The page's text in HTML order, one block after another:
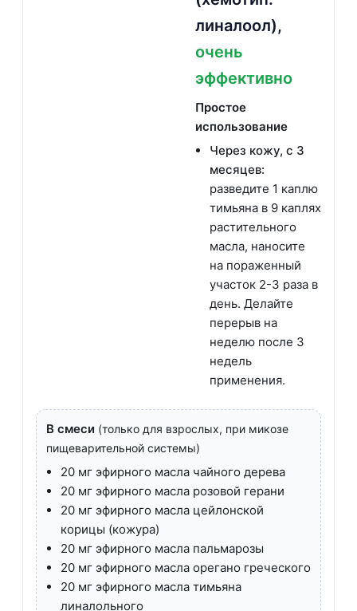
линалоол),
очень
эффективно
Простое
использование
Через кожу, с 3
месяцев:
разведите 1 каплю
тимьяна в 9 каплях
растительного
масла, наносите
на пораженный
участок 2-3 раза в
день. Делайте
перерыв на
неделю после 3
недель
применения.
В смеси (только для взрослых, при микозе
пищеварительной системы)
20 мг эфирного масла чайного дерева
20 мг эфирного масла розовой герани
20 мг эфирного масла цейлонской
корицы (кожура)
20 мг эфирного масла пальмарозы
20 мг эфирного масла орегано греческого
20 мг эфирного масла тимьяна
линалольного